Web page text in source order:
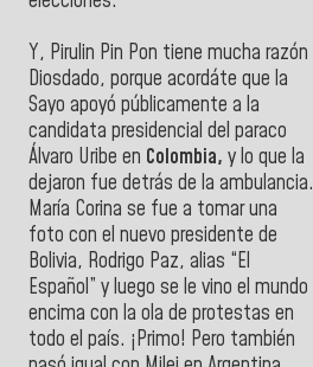
Y, Pirulin Pin Pon tiene mucha razón
Diosdado, porque acordáte que la
Sayo apoyó públicamente a la
candidata presidencial del paraco
Álvaro Uribe en Colombia, y lo que la
dejaron fue detrás de la ambulancia.
María Corina se fue a tomar una
foto con el nuevo presidente de
Bolivia, Rodrigo Paz, alias “El
Español” y luego se le vino el mundo
encima con la ola de protestas en
todo el país. ¡Primo! Pero también